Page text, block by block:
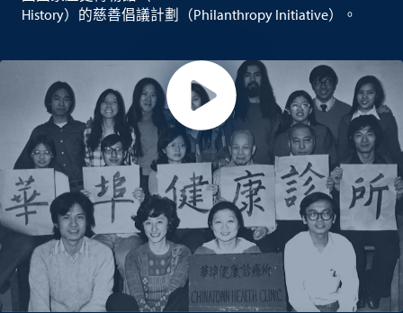
History）的慈善倡議計劃（Philanthropy Initiative）。